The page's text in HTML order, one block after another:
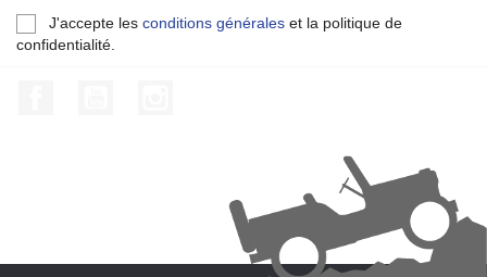
J'accepte les conditions générales et la politique de
confidentialité.